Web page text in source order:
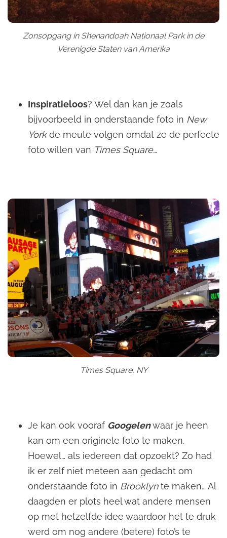
Zonsopgang in Shenandoah Nationaal Park in de
Verenigde Staten van Amerika
Inspiratieloos? Wel dan kan je zoals
bijvoorbeeld in onderstaande foto in New
Yorkde meute volgen omdat ze de perfecte
foto willen van Times Square…
Times Square, NY
Je kan ook vooraf Googelenwaar je heen
kan om een originele foto te maken.
Hoewel… als iedereen dat opzoekt? Zo had
ik er zelf niet meteen aan gedacht om
onderstaande foto in Brooklynte maken… Al
daagden er plots heel wat andere mensen
op met hetzelfde idee waardoor het te druk
werd om nog andere (betere) foto’s te